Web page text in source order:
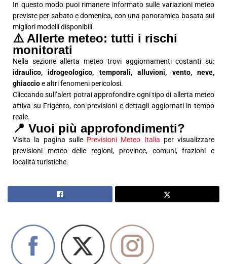
In questo modo puoi rimanere informato sulle variazioni meteo
previste per sabato e domenica, con una panoramica basata sui
migliori modelli disponibili.
⚠️ Allerte meteo: tutti i rischi
monitorati
Nella sezione allerta meteo trovi aggiornamenti costanti su:
idraulico, idrogeologico, temporali, alluvioni, vento, neve,
ghiaccioe altri fenomeni pericolosi.
Cliccando sull’alert potrai approfondire ogni tipo di allerta meteo
attiva su Frigento, con previsioni e dettagli aggiornati in tempo
reale.
📍 Vuoi più approfondimenti?
Visita la pagina sulle Previsioni Meteo Italia per visualizzare
previsioni meteo delle regioni, province, comuni, frazioni e
località turistiche.